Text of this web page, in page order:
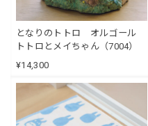
となりのトトロ オルゴール
トトロとメイちゃん（7004）
¥14,300